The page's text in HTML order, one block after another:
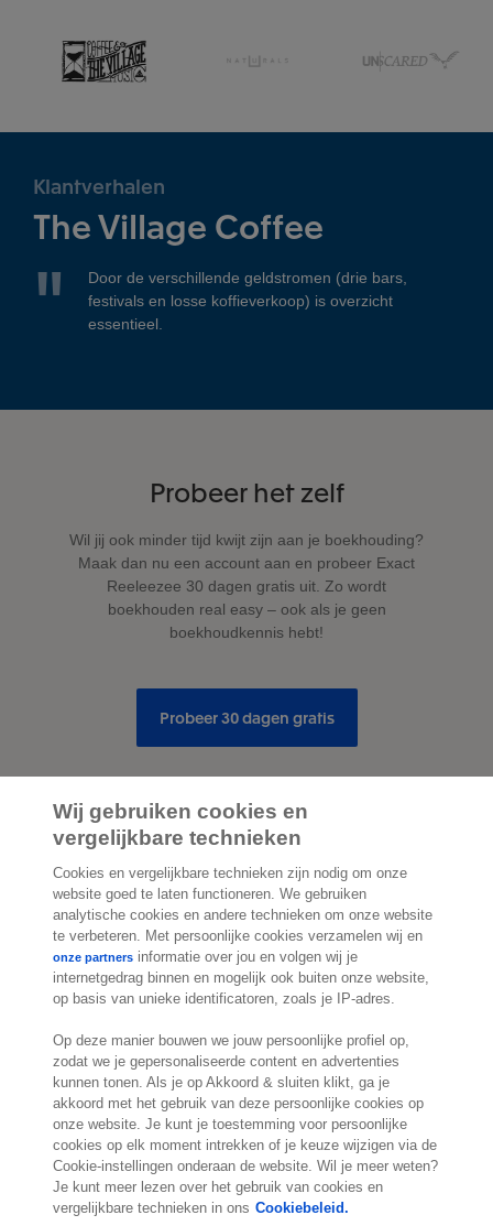
Klantverhalen
The Village Coffee
Door de verschillende geldstromen (drie bars,
festivals en losse koffieverkoop) is overzicht
essentieel.
Probeer het zelf
Wil jij ook minder tijd kwijt zijn aan je boekhouding?
Maak dan nu een account aan en probeer Exact
Reeleezee 30 dagen gratis uit. Zo wordt
boekhouden real easy – ook als je geen
boekhoudkennis hebt!
Probeer 30 dagen gratis
2.000 specialistenstaan klaar om je te
helpen
Contact
Molengraaffsingel 33
2629 JD Delft
Nederland
Locatie
Wij gebruiken cookies en
vergelijkbare technieken
Cookies en vergelijkbare technieken zijn nodig om onze
website goed te laten functioneren. We gebruiken
analytische cookies en andere technieken om onze website
te verbeteren. Met persoonlijke cookies verzamelen wij en
onze partners informatie over jou en volgen wij je
internetgedrag binnen en mogelijk ook buiten onze website,
op basis van unieke identificatoren, zoals je IP-adres.
Op deze manier bouwen we jouw persoonlijke profiel op,
zodat we je gepersonaliseerde content en advertenties
kunnen tonen. Als je op Akkoord & sluiten klikt, ga je
akkoord met het gebruik van deze persoonlijke cookies op
onze website. Je kunt je toestemming voor persoonlijke
cookies op elk moment intrekken of je keuze wijzigen via de
Cookie-instellingen onderaan de website. Wil je meer weten?
Je kunt meer lezen over het gebruik van cookies en
vergelijkbare technieken in ons Cookiebeleid.